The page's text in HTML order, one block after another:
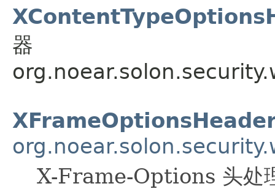
器
X-Frame-Options 头处